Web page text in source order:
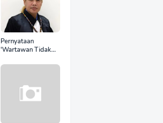
Pernyataan
'Wartawan Tidak
Berujung Laporan
Jelani Christo Kecam
Sikap Hotman Paris